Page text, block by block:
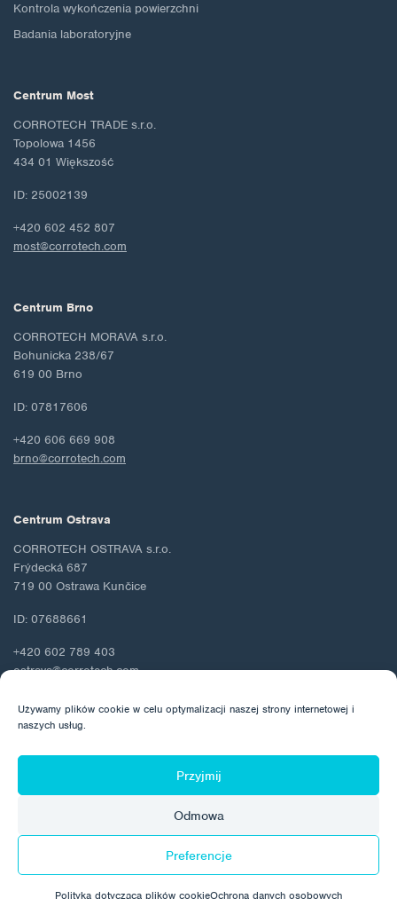
Używamy plików cookie w celu optymalizacji naszej strony internetowej i
naszych usług.
Przyjmij
Odmowa
Preferencje
Polityka dotycząca plików cookieOchrona danych osobowych
Kontrola wykończenia powierzchni
Badania laboratoryjne
Centrum Most
CORROTECH TRADE s.r.o.
Topolowa 1456
434 01 Większość
ID: 25002139
+420 602 452 807
most@corrotech.com
Centrum Brno
CORROTECH MORAVA s.r.o.
Bohunicka 238/67
619 00 Brno
ID: 07817606
+420 606 669 908
brno@corrotech.com
Centrum Ostrava
CORROTECH OSTRAVA s.r.o.
Frýdecká 687
719 00 Ostrawa Kunčice
ID: 07688661
+420 602 789 403
ostrava@corrotech.com
© 2026 Corrotech
Polityka dotycząca plików cookie